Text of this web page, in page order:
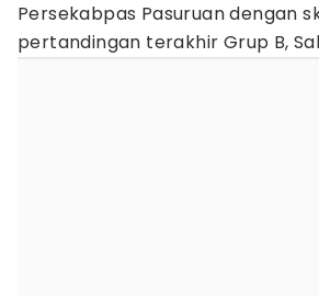
Persekabpas Pasuruan dengan
pertandingan terakhir Grup B,